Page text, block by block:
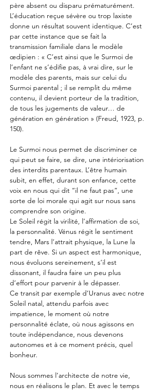
père absent ou disparu prématurément.
L’éducation reçue sévère ou trop laxiste
donne un résultat souvent identique. C’est
par cette instance que se fait la
transmission familiale dans le modèle
œdipien : « C’est ainsi que le Surmoi de
l’enfant ne s’édifie pas, à vrai dire, sur le
modèle des parents, mais sur celui du
Surmoi parental ; il se remplit du même
contenu, il devient porteur de la tradition,
de tous les jugements de valeur… de
génération en génération » (Freud, 1923, p.
150).
Le Surmoi nous permet de discriminer ce
qui peut se faire, se dire, une intériorisation
des interdits parentaux. L’être humain
subit, en effet, durant son enfance, cette
voix en nous qui dit “il ne faut pas”, une
sorte de loi morale qui agit sur nous sans
comprendre son origine.
Le Soleil régit la virilité, l’affirmation de soi,
la personnalité. Vénus régit le sentiment
tendre, Mars l’attrait physique, la Lune la
part de rêve. Si un aspect est harmonique,
nous évoluons sereinement, s’il est
dissonant, il faudra faire un peu plus
d’effort pour parvenir à le dépasser.
Ce transit par exemple d’Uranus avec notre
Soleil natal, attendu parfois avec
impatience, le moment où notre
personnalité éclate, où nous agissons en
toute indépendance, nous devenons
autonomes et à ce moment précis, quel
bonheur.
Nous sommes l’architecte de notre vie,
nous en réalisons le plan. Et avec le temps